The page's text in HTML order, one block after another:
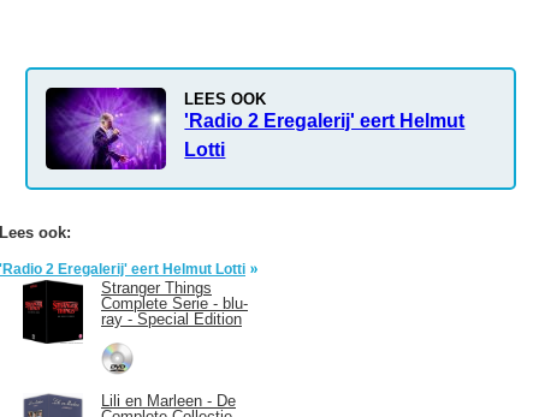
LEES OOK
'Radio 2 Eregalerij' eert Helmut
Lotti
Lees ook:
'Radio 2 Eregalerij' eert Helmut Lotti
Stranger Things
Complete Serie - blu-
ray - Special Edition
Lili en Marleen - De